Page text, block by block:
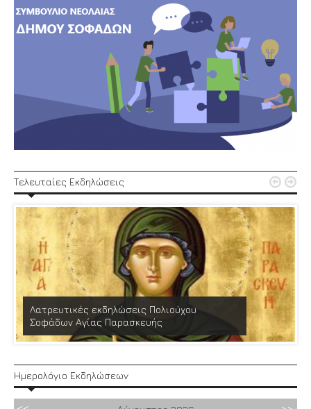
Τελευταίες Εκδηλώσεις
Λατρευτικές εκδηλώσεις Πολιούχου
Σοφάδων Αγίας Παρασκευής
 
Ημερολόγιο Εκδηλώσεων